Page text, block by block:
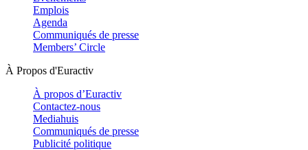
Emplois
Agenda
Communiqués de presse
Members’ Circle
À Propos d'Euractiv
À propos d’Euractiv
Contactez-nous
Mediahuis
Communiqués de presse
Publicité politique